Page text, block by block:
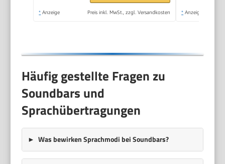
* Anzeige Preis inkl. MwSt., zzgl. Versandkosten * Anzeige
Häufig gestellte Fragen zu
Soundbars und
Sprachübertragungen
Was bewirken Sprachmodi bei Soundbars?